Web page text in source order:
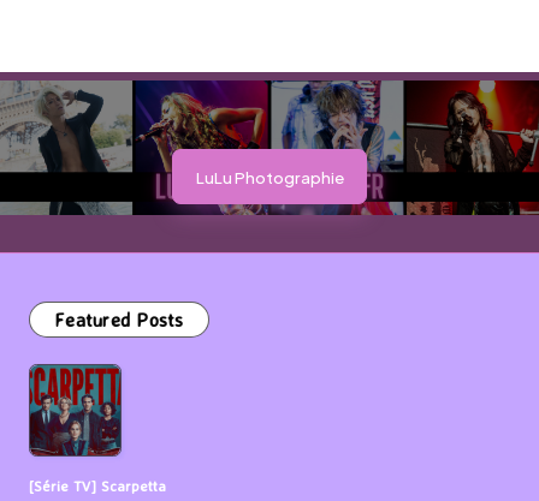
LuLu Photographie
Featured Posts
[Série TV] Scarpetta